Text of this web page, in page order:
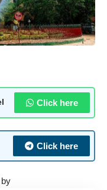
Click here
Click here